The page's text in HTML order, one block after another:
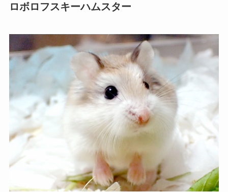
ロボロフスキーハムスター